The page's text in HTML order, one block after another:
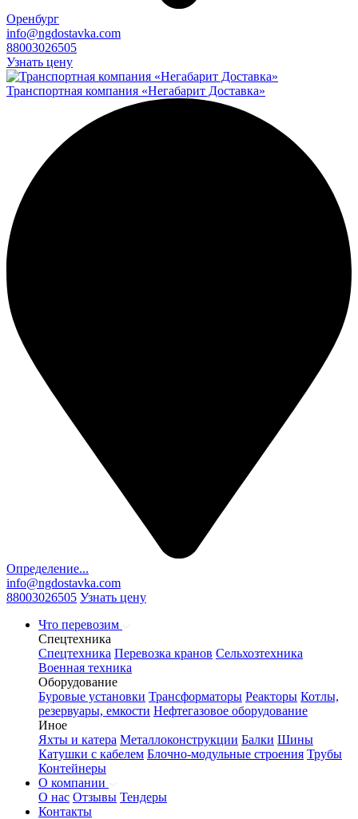
Оренбург
info@ngdostavka.com
88003026505
Узнать цену
Транспортная компания «Негабарит Доставка»
Определение...
info@ngdostavka.com
88003026505 Узнать цену
Что перевозим
Спецтехника
Спецтехника Перевозка кранов Сельхозтехника
Военная техника
Оборудование
Буровые установки Трансформаторы Реакторы Котлы,
резервуары, емкости Нефтегазовое оборудование
Иное
Яхты и катера Металлоконструкции Балки Шины
Катушки с кабелем Блочно-модульные строения Трубы
Контейнеры
О компании
О нас Отзывы Тендеры
Контакты